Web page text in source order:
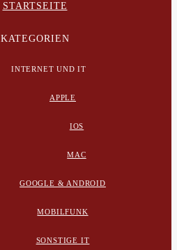
STARTSEITE
KATEGORIEN
INTERNET UND IT
APPLE
IOS
MAC
GOOGLE & ANDROID
MOBILFUNK
SONSTIGE IT